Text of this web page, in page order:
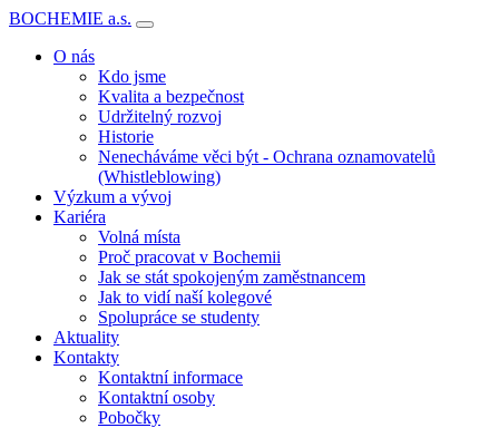
BOCHEMIE a.s.
O nás
Kdo jsme
Kvalita a bezpečnost
Udržitelný rozvoj
Historie
Nenecháváme věci být - Ochrana oznamovatelů
(Whistleblowing)
Výzkum a vývoj
Kariéra
Volná místa
Proč pracovat v Bochemii
Jak se stát spokojeným zaměstnancem
Jak to vidí naší kolegové
Spolupráce se studenty
Aktuality
Kontakty
Kontaktní informace
Kontaktní osoby
Pobočky